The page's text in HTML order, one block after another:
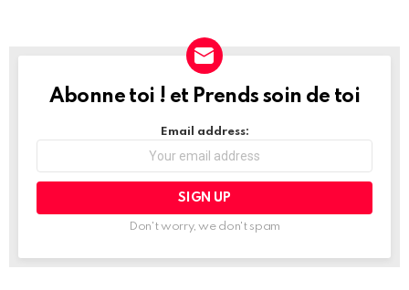
NEWSLETTER
Abonne toi ! et Prends soin de toi
Email address:
Don't worry, we don't spam